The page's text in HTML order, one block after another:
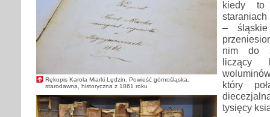
Rękopis Karola Miarki Lędzin. Powieść górnośląska,
starodawna, historyczna z 1861 roku
kiedy to
– śląskie
nim do
liczący
który
tysięcy